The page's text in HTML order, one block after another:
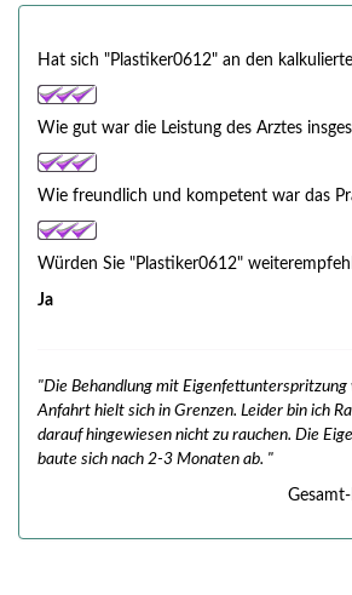
Hat sich "Plastiker0612" an den
Wie gut war die Leistung des Arztes
Wie freundlich und kompetent war das
Würden Sie "Plastiker0612"
Ja
"Die Behandlung mit Eigenfettunterspritzung
Anfahrt hielt sich in Grenzen. Leider bin ich
darauf hingewiesen nicht zu rauchen. Die
baute sich nach 2-3 Monaten ab. "